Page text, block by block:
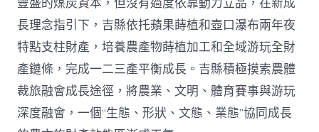
站
“農
體
裁
旅”
效
能
區
_
豐盛的煤炭資本，但沒有過度依靠動力立品，在新成
長理念指引下，吉縣依托蘋果蒔植和壺口瀑布兩年夜
特點支柱財產，培養農產物蒔植加工和全域游玩全財
產鏈條，完成一二三產平衡成長。吉縣積極摸索農體
裁旅融會成長途徑，將農業、文明、體育賽事與游玩
深度融會，一個“生態、形狀、文態、業態”協同成長